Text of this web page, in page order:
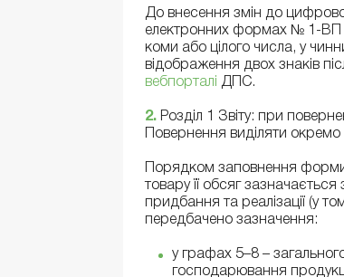
До внесення змін до
електронних формах № 1-ВП
коми або цілого числа, у
відображення двох знаків
вебпорталі ДПС.
2. Розділ 1 Звіту: при
Повернення виділяти
Порядком заповнення
товару її обсяг
придбання та реалізації (у
передбачено зазначення:
у графах 5–8 –
господарювання